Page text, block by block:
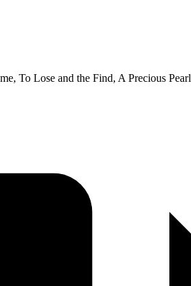
To Lose and the Find, A Precious Pearl